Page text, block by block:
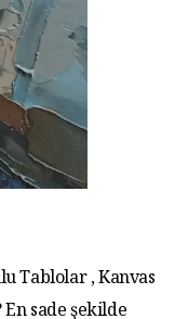
Tablolar , Kanvas
En sade şekilde